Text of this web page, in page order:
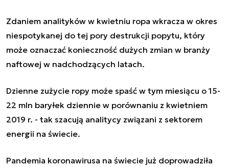
Zdaniem analityków w kwietniu ropa wkracza w okres
niespotykanej do tej pory destrukcji popytu, który
może oznaczać konieczność dużych zmian w branży
naftowej w nadchodzących latach.
Dzienne zużycie ropy może spaść w tym miesiącu o 15-
22 mln baryłek dziennie w porównaniu z kwietniem
2019 r. - tak szacują analitycy związani z sektorem
energii na świecie.
Pandemia koronawirusa na świecie już doprowadziła